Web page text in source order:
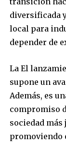
diversificada
local para
depender de
La El
supone un
Además, es
compromiso
sociedad
promoviendo